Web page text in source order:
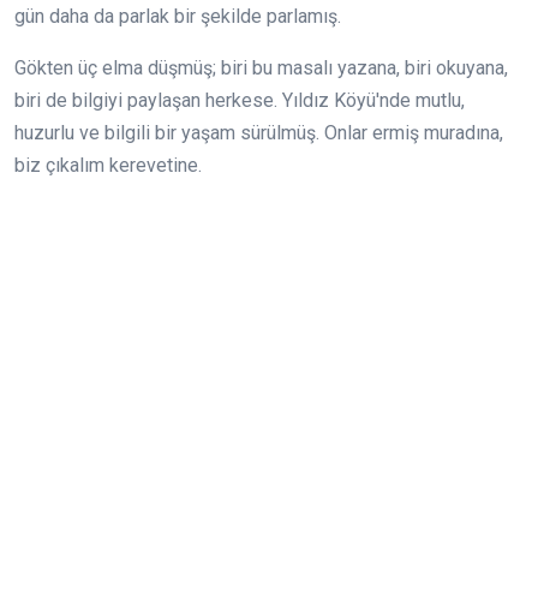
gün daha da parlak bir şekilde parlamış.
Gökten üç elma düşmüş; biri bu masalı yazana, biri okuyana,
biri de bilgiyi paylaşan herkese. Yıldız Köyü'nde mutlu,
huzurlu ve bilgili bir yaşam sürülmüş. Onlar ermiş muradına,
biz çıkalım kerevetine.